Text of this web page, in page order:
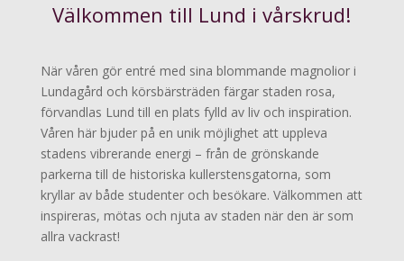
Välkommen till Lund i vårskrud!
När våren gör entré med sina blommande magnolior i
Lundagård och körsbärsträden färgar staden rosa,
förvandlas Lund till en plats fylld av liv och inspiration.
Våren här bjuder på en unik möjlighet att uppleva
stadens vibrerande energi – från de grönskande
parkerna till de historiska kullerstensgatorna, som
kryllar av både studenter och besökare. Välkommen att
inspireras, mötas och njuta av staden när den är som
allra vackrast!